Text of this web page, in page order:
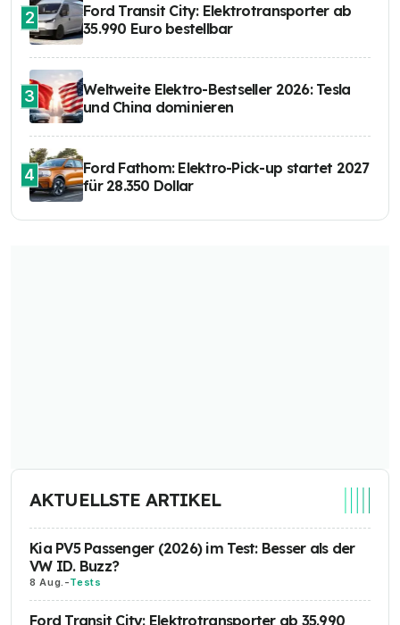
2
Ford Transit City: Elektrotransporter ab
35.990 Euro bestellbar
3
Weltweite Elektro-Bestseller 2026: Tesla
und China dominieren
4
Ford Fathom: Elektro-Pick-up startet 2027
für 28.350 Dollar
AKTUELLSTE ARTIKEL
Kia PV5 Passenger (2026) im Test: Besser als der
VW ID. Buzz?
8 Aug. -Tests
Ford Transit City: Elektrotransporter ab 35.990